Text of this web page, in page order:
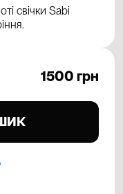
свічки Sabi
1500 грн